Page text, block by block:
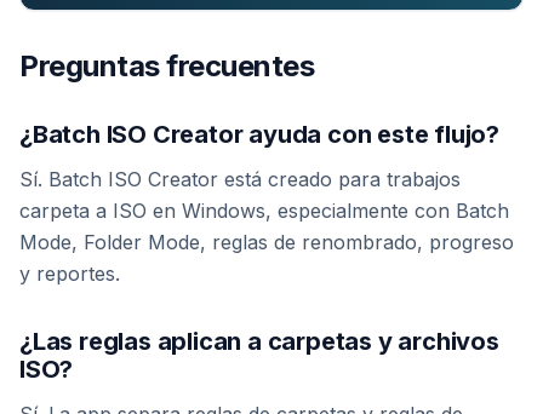
Preguntas frecuentes
¿Batch ISO Creator ayuda con este flujo?
Sí. Batch ISO Creator está creado para trabajos
carpeta a ISO en Windows, especialmente con Batch
Mode, Folder Mode, reglas de renombrado, progreso
y reportes.
¿Las reglas aplican a carpetas y archivos
ISO?